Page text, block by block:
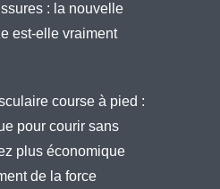
: la nouvelle
est-elle vraiment
course à pied :
pour courir sans
plus économique
de la force